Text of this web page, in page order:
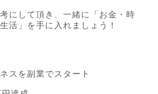
にして頂き、一緒に「お金・時
活」を手に入れましょう！
スを副業でスタート